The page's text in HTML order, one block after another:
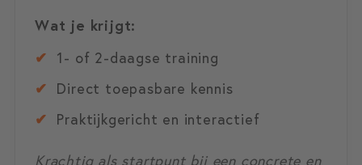
Wat je krijgt:
✔ 1- of 2-daagse training
✔ Direct toepasbare kennis
✔ Praktijkgericht en interactief
Krachtig als startpunt bij een concrete en